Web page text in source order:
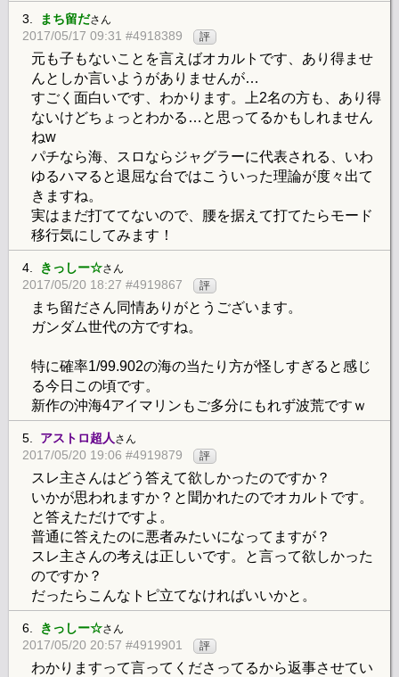
3. まち留ださん
2017/05/17 09:31 #4918389 評
元も子もないことを言えばオカルトです、あり得ませ
んとしか言いようがありませんが…
すごく面白いです、わかります。上2名の方も、あり得
ないけどちょっとわかる…と思ってるかもしれません
ねw
パチなら海、スロならジャグラーに代表される、いわ
ゆるハマると退屈な台ではこういった理論が度々出て
きますね。
実はまだ打ててないので、腰を据えて打てたらモード
移行気にしてみます！
4. きっしー☆さん
2017/05/20 18:27 #4919867 評
まち留ださん同情ありがとうございます。
ガンダム世代の方ですね。
特に確率1/99.902の海の当たり方が怪しすぎると感じ
る今日この頃です。
新作の沖海4アイマリンもご多分にもれず波荒ですｗ
5. アストロ超人 さん
2017/05/20 19:06 #4919879 評
スレ主さんはどう答えて欲しかったのですか？
いかが思われますか？と聞かれたのでオカルトです。
と答えただけですよ。
普通に答えたのに悪者みたいになってますが？
スレ主さんの考えは正しいです。と言って欲しかった
のですか？
だったらこんなトピ立てなければいいかと。
6. きっしー☆さん
2017/05/20 20:57 #4919901 評
わかりますって言ってくださってるから返事させてい